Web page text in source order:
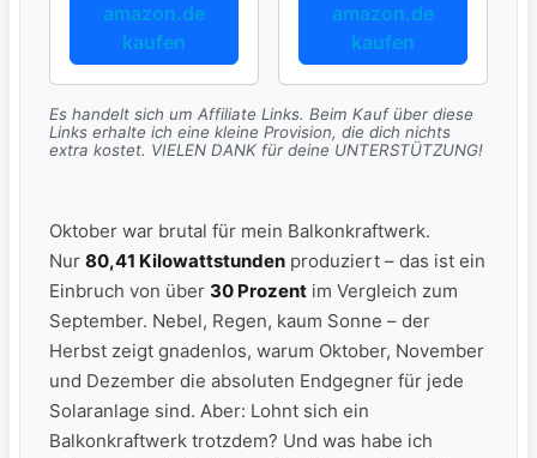
amazon.de
kaufen
amazon.de
kaufen
Es handelt sich um Affiliate Links. Beim Kauf über diese
Links erhalte ich eine kleine Provision, die dich nichts
extra kostet. VIELEN DANK für deine UNTERSTÜTZUNG!
Oktober war brutal für mein Balkonkraftwerk.
Nur 80,41 Kilowattstunden produziert – das ist ein
Einbruch von über 30 Prozent im Vergleich zum
September. Nebel, Regen, kaum Sonne – der
Herbst zeigt gnadenlos, warum Oktober, November
und Dezember die absoluten Endgegner für jede
Solaranlage sind. Aber: Lohnt sich ein
Balkonkraftwerk trotzdem? Und was habe ich